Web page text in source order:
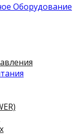
Оборудование